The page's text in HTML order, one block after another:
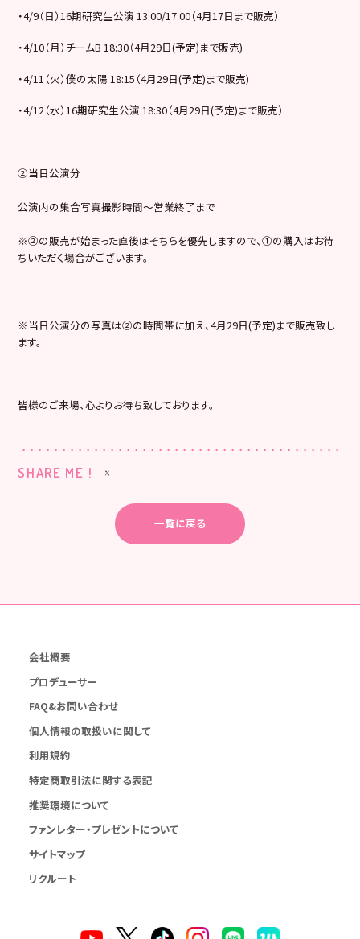
・4/9（日）16期研究生公演 13:00/17:00（4月17日まで販売）
・4/10（月）チームB 18:30（4月29日(予定)まで販売)
・4/11（火）僕の太陽 18:15（4月29日(予定)まで販売)
・4/12（水）16期研究生公演 18:30（4月29日(予定)まで販売）
②当日公演分
公演内の集合写真撮影時間～営業終了まで
※②の販売が始まった直後はそちらを優先しますので、①の購入はお待
ちいただく場合がございます。
※当日公演分の写真は②の時間帯に加え、4月29日(予定)まで販売致し
ます。
皆様のご来場、心よりお待ち致しております。
SHARE ME !
一覧に戻る
会社概要
プロデューサー
FAQ&お問い合わせ
個人情報の取扱いに関して
利用規約
特定商取引法に関する表記
推奨環境について
ファンレター・プレゼントについて
サイトマップ
リクルート